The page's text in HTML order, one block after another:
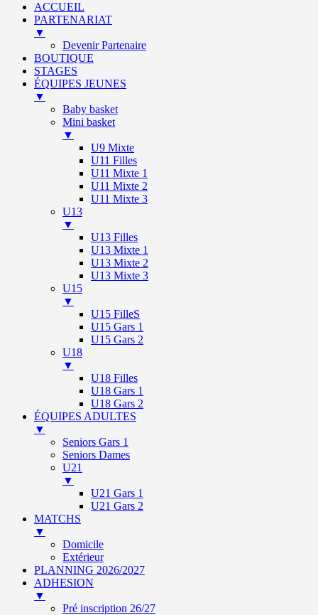
ACCUEIL
PARTENARIAT
▼
Devenir Partenaire
BOUTIQUE
STAGES
ÉQUIPES JEUNES
▼
Baby basket
Mini basket
▼
U9 Mixte
U11 Filles
U11 Mixte 1
U11 Mixte 2
U11 Mixte 3
U13
▼
U13 Filles
U13 Mixte 1
U13 Mixte 2
U13 Mixte 3
U15
▼
U15 FilleS
U15 Gars 1
U15 Gars 2
U18
▼
U18 Filles
U18 Gars 1
U18 Gars 2
ÉQUIPES ADULTES
▼
Seniors Gars 1
Seniors Dames
U21
▼
U21 Gars 1
U21 Gars 2
MATCHS
▼
Domicile
Extérieur
PLANNING 2026/2027
ADHESION
▼
Pré inscription 26/27